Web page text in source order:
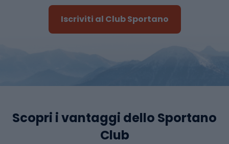
Iscriviti al Club Sportano
Scopri i vantaggi dello Sportano
Club